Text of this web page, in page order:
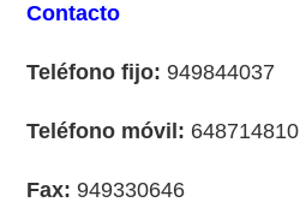
Contacto
Teléfono fijo: 949844037
Teléfono móvil: 648714810
Fax: 949330646